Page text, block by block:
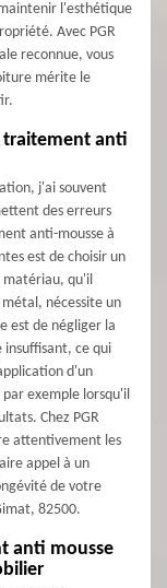
l'esthétique
Avec PGR
reconnue, vous
mérite le
traitement anti
j'ai souvent
des erreurs
anti-mousse à
est de choisir un
matériau, qu'il
nécessite un
est de négliger la
ce qui
d'un
exemple lorsqu'il
Chez PGR
attentivement les
appel à un
de votre
82500.
anti mousse